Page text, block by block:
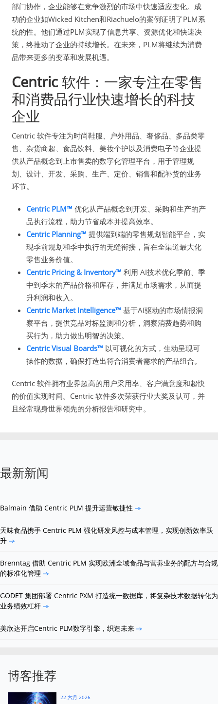
部门协作，企业能够在竞争激烈的市场中快速适应变化。成
功的企业如Wicked Kitchen和Riachuelo的案例证明了PLM系
统的性。他们通过PLM实现了信息共享、资源优化和快速决
策，终推动了企业的持续增长。在未来，PLM将继续为消费
品带来更多的变革和发展机遇。
Centric 软件：一家专注在零售
和消费品行业快速增长的科技
企业
Centric 软件专注为时尚鞋服、户外用品、奢侈品、多品类零
售、杂货商超、食品饮料、美妆个护以及消费电子等企业提
供从产品概念到上市售卖的数字化管理平台，用于管理规
划、设计、开发、采购、生产、定价、销售和配补货的业务
环节。
Centric PLM™ 优化从产品概念到开发、采购和生产的产
品执行流程，助力节省成本并提高效率。
Centric Planning™ 提供端到端的零售规划智能平台，实
现季前规划和季中执行的无缝衔接，旨在全渠道最大化
零售业务价值。
Centric Pricing & Inventory™ 利用 AI技术优化季前、季
中到季末的产品价格和库存，并满足市场需求，从而提
升利润和收入。
Centric Market Intelligence™ 基于AI驱动的市场情报洞
察平台，提供竞品对标监测和分析，洞察消费趋势和购
买行为，助力做出明智的决策。
Centric Visual Boards™ 以可视化的方式，生动呈现可
操作的数据，确保打造出符合消费者需求的产品组合。
Centric 软件拥有业界超高的用户采用率、客户满意度和超快
的价值实现时间。Centric 软件多次荣获行业大奖及认可，并
且经常现身世界领先的分析报告和研究中。
最新新闻
Balmain 借助 Centric PLM 提升运营敏捷性
天味食品携手 Centric PLM 强化研发风控与成本管理，实现创新效率跃
升
Brenntag 借助 Centric PLM 实现欧洲全域食品与营养业务的配方与合规
的标准化管理
GODET 集团部署 Centric PXM 打造统一数据库，将复杂技术数据转化为
业务绩效杠杆
美欣达开启Centric PLM数字引擎，织造未来
博客推荐
22 六月 2026